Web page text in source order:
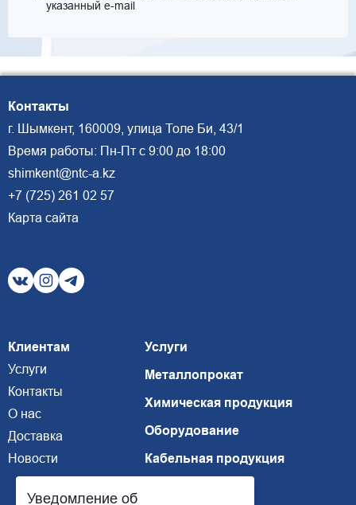
указанный e-mail
Контакты
г. Шымкент, 160009, улица Толе Би, 43/1
Время работы: Пн-Пт с 9:00 до 18:00
shimkent@ntc-a.kz
+7 (725) 261 02 57
Карта сайта
Клиентам
Услуги
Контакты
О нас
Доставка
Новости
Услуги
Металлопрокат
Химическая продукция
Оборудование
Кабельная продукция
Уведомление об